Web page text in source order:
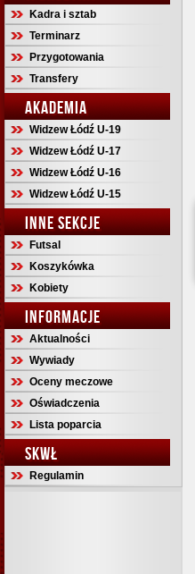
Kadra i sztab
Terminarz
Przygotowania
Transfery
AKADEMIA
Widzew Łódź U-19
Widzew Łódź U-17
Widzew Łódź U-16
Widzew Łódź U-15
INNE SEKCJE
Futsal
Koszykówka
Kobiety
INFORMACJE
Aktualności
Wywiady
Oceny meczowe
Oświadczenia
Lista poparcia
SKWŁ
Regulamin